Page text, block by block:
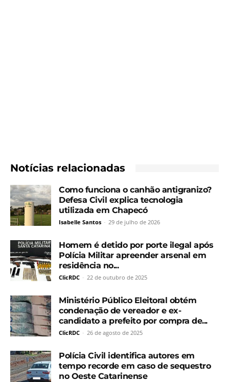
Notícias relacionadas
Como funciona o canhão antigranizo?
Defesa Civil explica tecnologia
utilizada em Chapecó
Isabelle Santos - 29 de julho de 2026
Homem é detido por porte ilegal após
Polícia Militar apreender arsenal em
residência no...
ClicRDC - 22 de outubro de 2025
Ministério Público Eleitoral obtém
condenação de vereador e ex-
candidato a prefeito por compra de...
ClicRDC - 26 de agosto de 2025
Polícia Civil identifica autores em
tempo recorde em caso de sequestro
no Oeste Catarinense